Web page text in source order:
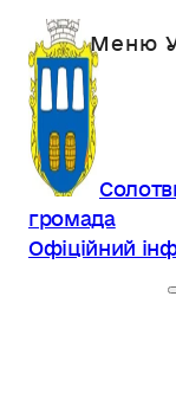
громада
Офіційний